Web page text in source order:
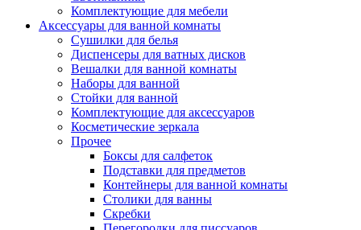
Комплектующие для мебели
Аксессуары для ванной комнаты
Сушилки для белья
Диспенсеры для ватных дисков
Вешалки для ванной комнаты
Наборы для ванной
Стойки для ванной
Комплектующие для аксессуаров
Косметические зеркала
Прочее
Боксы для салфеток
Подставки для предметов
Контейнеры для ванной комнаты
Столики для ванны
Скребки